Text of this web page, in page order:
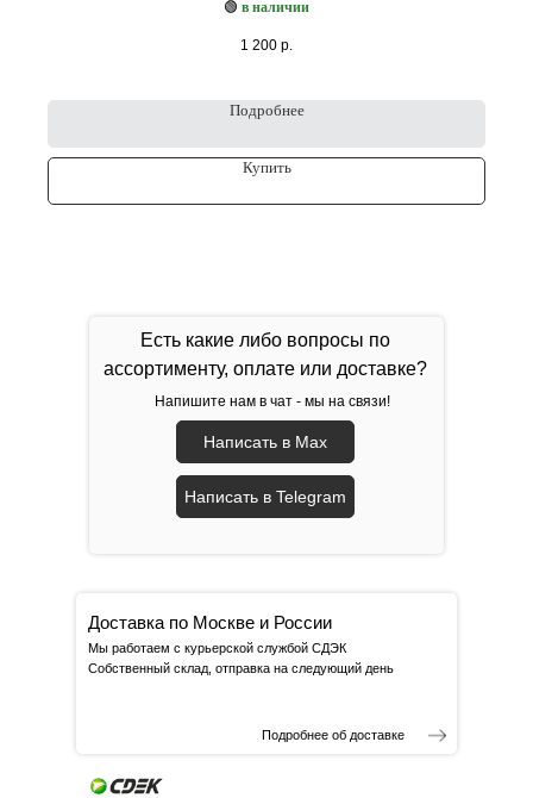
🟢 в наличии
1 200 р.
Подробнее
Купить
Есть какие либо вопросы по
ассортименту, оплате или доставке?
Напишите нам в чат - мы на связи!
Написать в Max
Написать в Telegram
Доставка по Москве и России
Мы работаем с курьерской службой СДЭК
Собственный склад, отправка на следующий день
Подробнее об доставке